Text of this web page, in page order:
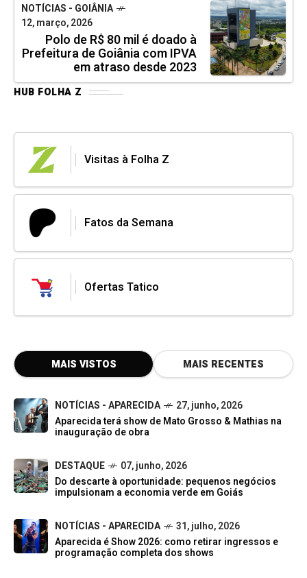
NOTÍCIAS - GOIÂNIA
12, março, 2026
Polo de R$ 80 mil é doado à
Prefeitura de Goiânia com IPVA
em atraso desde 2023
HUB FOLHA Z
Visitas à Folha Z
Fatos da Semana
Ofertas Tatico
MAIS VISTOS MAIS RECENTES
NOTÍCIAS - APARECIDA
27, junho, 2026
Aparecida terá show de Mato Grosso & Mathias na
inauguração de obra
DESTAQUE
07, junho, 2026
Do descarte à oportunidade: pequenos negócios
impulsionam a economia verde em Goiás
NOTÍCIAS - APARECIDA
31, julho, 2026
Aparecida é Show 2026: como retirar ingressos e
programação completa dos shows